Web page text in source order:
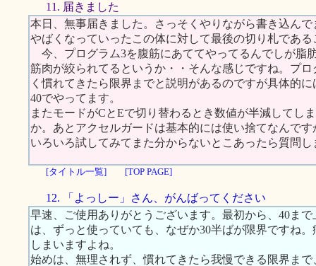
11. 届きました
本日、無事届きました。さっそくやりながら書き込ん
やばくなっていったこの体に対して最後の切り札であ
今、プログラム3を腹筋にあててやってるんでしが脂
筋肉が絞られてるというか・・そんな感じですね。プ
く慣れてきたら限界までと説明があるのですが具体的
40でやってます。
またモードがCとEで切り替わるとき数値が半減してし
か。あとアクセルガードは基本的には使い捨てなんで
いろいろ試してみてまた分からないとこあったら質問
[タイトル一覧] [TOP PAGE]
12. 「よっしー」さん、がんばってください
早速、ご使用ありがとうございます。最初から、40ま
は、ずっと使っていても、なぜか30半ばが限界ですね
しまいますよね。
始めは、無理されず、慣れてきたら我慢できる限界ま